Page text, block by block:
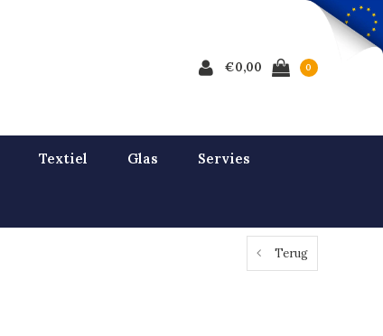
€0,00 0
Textiel Glas Servies
Terug